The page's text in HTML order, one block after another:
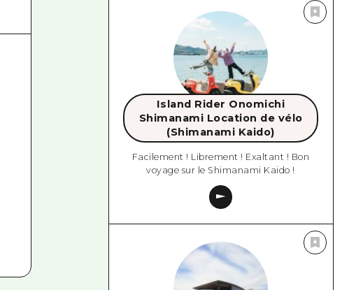
Island Rider Onomichi
Shimanami Location de vélo
(Shimanami Kaido)
Facilement ! Librement ! Exaltant ! Bon
voyage sur le Shimanami Kaido !